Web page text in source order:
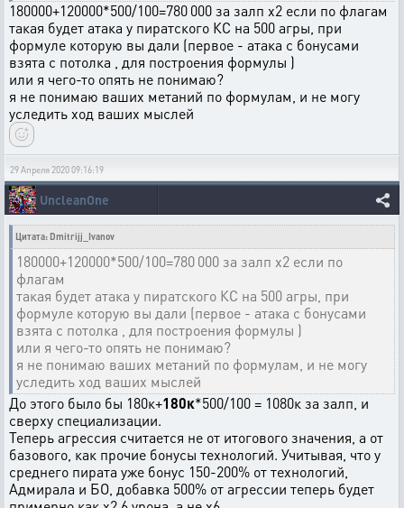
180000+120000*500/100=780 000 за залп х2 если по флагам
такая будет атака у пиратского КС на 500 агры, при
формуле которую вы дали (первое - атака с бонусами
взята с потолка , для построения формулы )
или я чего-то опять не понимаю?
я не понимаю ваших метаний по формулам, и не могу
уследить ход ваших мыслей
29 Апреля 2020 09:16:19
UncleanOne
Цитата: Dmitrijj_Ivanov
180000+120000*500/100=780 000 за залп х2 если по
флагам
такая будет атака у пиратского КС на 500 агры, при
формуле которую вы дали (первое - атака с бонусами
взята с потолка , для построения формулы )
или я чего-то опять не понимаю?
я не понимаю ваших метаний по формулам, и не могу
уследить ход ваших мыслей
До этого было бы 180к+180к*500/100 = 1080к за залп, и
сверху специализации.
Теперь агрессия считается не от итогового значения, а от
базового, как прочие бонусы технологий. Учитывая, что у
среднего пирата уже бонус 150-200% от технологий,
Адмирала и БО, добавка 500% от агрессии теперь будет